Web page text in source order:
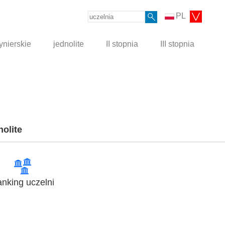
PL
jednolite II stopnia III stopnia
uczelni